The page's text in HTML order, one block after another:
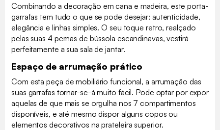
Combinando a decoração em cana e madeira, este porta-
garrafas tem tudo o que se pode desejar: autenticidade,
elegância e linhas simples. O seu toque retro, realçado
pelas suas 4 pernas de bússola escandinavas, vestirá
perfeitamente a sua sala de jantar.
Espaço de arrumação prático
Com esta peça de mobiliário funcional, a arrumação das
suas garrafas tornar-se-á muito fácil. Pode optar por expor
aquelas de que mais se orgulha nos 7 compartimentos
disponíveis, e até mesmo dispor alguns copos ou
elementos decorativos na prateleira superior.